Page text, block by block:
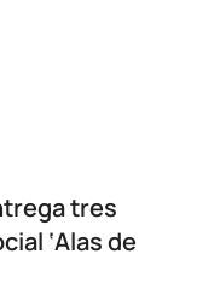
tres
‘Alas de